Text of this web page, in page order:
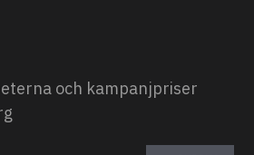
och kampanjpriser